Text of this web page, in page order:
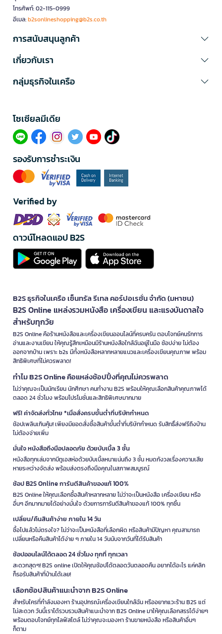
โทรศัพท์: 02-115-0999
อีเมล:b2sonlineshopping@b2s.co.th
การสนับสนุนลูกค้า
เกี่ยวกับเรา
กลุ่มธุรกิจในเครือ
โซเซียลมีเดีย​
รองรับการชำระเงิน
Verified by
ดาวน์โหลดแอป B2S
B2S ธุรกิจในเครือ เซ็นทรัล รีเทล คอร์ปอเรชั่น จำกัด (มหาชน)
B2S Online แหล่งรวมหนังสือ เครื่องเขียน และแรงบันดาลใจ
สำหรับทุกวัย
B2S Online คือร้านหนังสือและเครื่องเขียนออนไลน์ที่ครบครัน ตอบโจทย์คนรักการ
อ่านและงานเขียน ให้คุณรู้สึกเหมือนมีร้านหนังสือใกล้ฉันอยู่ในมือ ช้อปง่าย ไม่ต้อง
ออกจากบ้าน เพราะ b2s มีทั้งหนังสือหลากหลายแนวและเครื่องเขียนคุณภาพ พร้อม
สิทธิพิเศษที่ไม่ควรพลาด!
ทำไม B2S Online คือแหล่งช้อปปิ้งที่คุณไม่ควรพลาด
ไม่ว่าคุณจะเป็นนักเรียน นักศึกษา คนทำงาน B2S พร้อมให้คุณเลือกสินค้าคุณภาพได้
ตลอด 24 ชั่วโมง พร้อมโปรโมชั่นและสิทธิพิเศษมากมาย
ฟรี! ค่าจัดส่งทั่วไทย *เมื่อสั่งครบขั้นต่ำที่บริษัทกำหนด
ช้อปเพลินเกินคุ้ม! เพียงมียอดสั่งซื้อสินค้าขั้นต่ำที่บริษัทกำหนด รับสิทธิ์ส่งฟรีถึงบ้าน
ไม่ต้องจ่ายเพิ่ม
มั่นใจ หนังสือถึงมือปลอดภัย ด้วยบับเบิ้ล 3 ชั้น
หนังสือทุกเล่มจากบีทูเอสห่อด้วยบับเบิ้ลหนาแน่นถึง 3 ชั้น หมดกังวลเรื่องความเสีย
หายระหว่างจัดส่ง พร้อมส่งตรงถึงมือคุณในสภาพสมบูรณ์
ช้อป B2S Online การันตีสินค้าของแท้ 100%
B2S Online ให้คุณเลือกซื้อสินค้าหลากหลาย ไม่ว่าจะเป็นหนังสือ เครื่องเขียน หรือ
อื่นๆ อีกมากมายได้อย่างมั่นใจ ด้วยการการันตีสินค้าของแท้ 100% ทุกชิ้น
เปลี่ยน/คืนสินค้าง่าย ภายใน 14 วัน
ซื้อไปแล้วไม่ตรงใจ? ไม่ว่าจะเป็นหนังสือที่เลือกผิด หรือสินค้ามีปัญหา คุณสามารถ
เปลี่ยนหรือคืนสินค้าได้ง่าย ๆ ภายใน 14 วันนับจากวันที่ได้รับสินค้า
ช้อปออนไลน์ได้ตลอด 24 ชั่วโมง ทุกที่ ทุกเวลา
สะดวกสุดๆ! B2S online เปิดให้คุณช้อปได้ตลอดวันตลอดคืน อยากได้อะไร แค่คลิก
ก็รอรับสินค้าที่บ้านได้เลย!
เลือกช้อปสินค้าแนะนำจาก B2S Online
สำหรับใครที่กำลังมองหา ร้านอุปกรณ์เครื่องเขียนใกล้ฉัน หรืออยากแวะร้าน B2S แต่
ไม่สะดวก วันนี้เราได้รวบรวมสินค้าแนะนำจาก B2S Online มาให้คุณเลือกสรรได้ง่ายๆ
พร้อมตอบโจทย์ทุกไลฟ์สไตล์ ไม่ว่าคุณจะมองหา ร้านขายหนังสือ หรือสินค้าอื่นๆ
ก็ตาม